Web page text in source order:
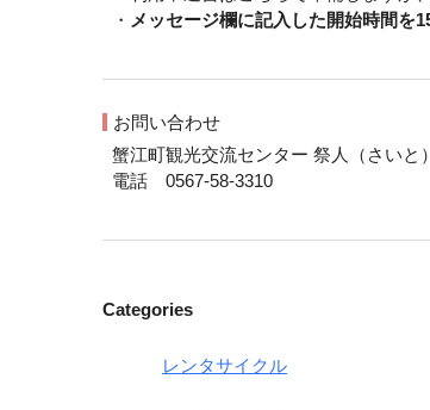
・ メッセージ欄に記入した開始時間を
お問い合わせ
蟹江町観光交流センター 祭人（さいと）
電話 0567-58-3310
Categories
レンタサイクル